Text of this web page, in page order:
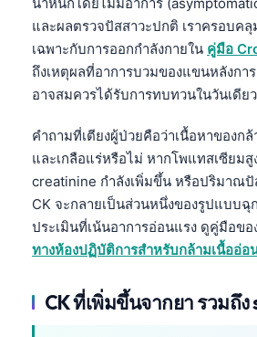
และผลตรวจปัสสาวะปกติ เราครอบ
เฉพาะกับการออกกำลังกายใน คู่มือ
ถึงเหตุผลที่อาการบวมของแขนหลังก
อาจสมควรได้รับการทบทวนในวันเดีย
คำถามที่เตียงผู้ป่วยคือว่าเนื้อหาของก
และเกลือแร่หรือไม่ หากโพแทสเซียมสู
creatinine กำลังเพิ่มขึ้น หรือปริมาณปั
CK จะกลายเป็นส่วนหนึ่งของรูปแบบฉุ
ประเมินที่เน้นอาการอ่อนแรง ดูคู่มือของ
ทางห้องปฏิบัติการสำหรับกล้ามเนื้ออ่อ
CK ที่เพิ่มขึ้นจากยา รวมถึง
العربية المغربية
Afrikaans
Монгол
ພາສາລາວ
Cebuano
Кыргызча
Татар теле
Беларуская мова